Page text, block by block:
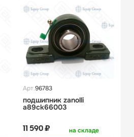
Арт.96783
подшипник zanolli
a89ck66003
на складе
11 590 ₽